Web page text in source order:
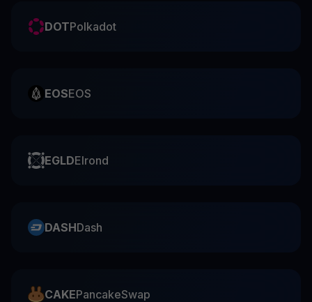
DOTPolkadot
EOSEOS
EGLDElrond
DASHDash
CAKEPancakeSwap